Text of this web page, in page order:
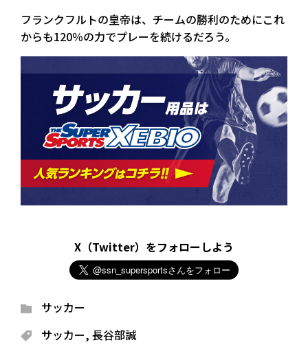
フランクフルトの皇帝は、チームの勝利のためにこれ
からも120％の力でプレーを続けるだろう。
X（Twitter）をフォローしよう
サッカー
サッカー, 長谷部誠